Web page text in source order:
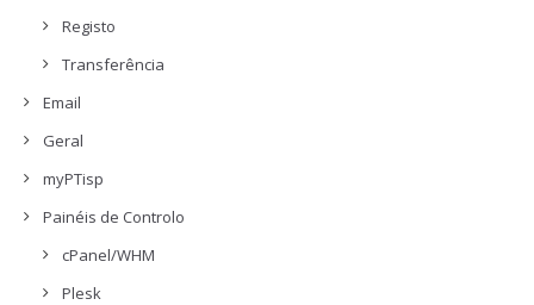
Registo
Transferência
Email
Geral
myPTisp
Painéis de Controlo
cPanel/WHM
Plesk